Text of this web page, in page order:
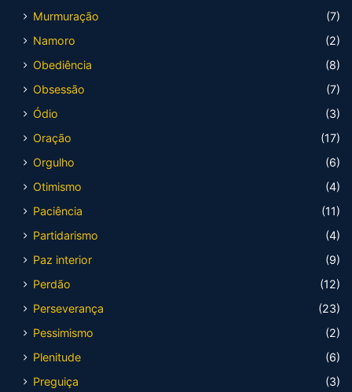
Murmuração
(7)
Namoro
(2)
Obediência
(8)
Obsessão
(7)
Ódio
(3)
Oração
(17)
Orgulho
(6)
Otimismo
(4)
Paciência
(11)
Partidarismo
(4)
Paz interior
(9)
Perdão
(12)
Perseverança
(23)
Pessimismo
(2)
Plenitude
(6)
Preguiça
(3)